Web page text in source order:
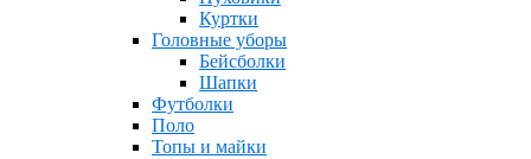
Куртки
Головные уборы
Бейсболки
Шапки
Футболки
Поло
Топы и майки